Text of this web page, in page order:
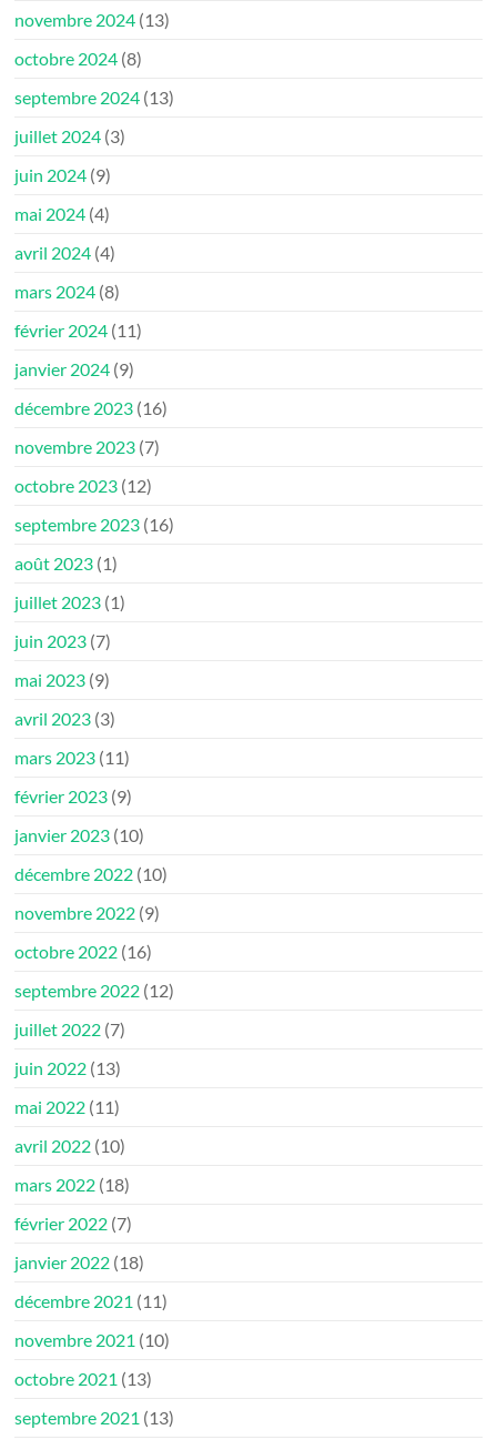
novembre 2024 (13)
octobre 2024 (8)
septembre 2024 (13)
juillet 2024 (3)
juin 2024 (9)
mai 2024 (4)
avril 2024 (4)
mars 2024 (8)
février 2024 (11)
janvier 2024 (9)
décembre 2023 (16)
novembre 2023 (7)
octobre 2023 (12)
septembre 2023 (16)
août 2023 (1)
juillet 2023 (1)
juin 2023 (7)
mai 2023 (9)
avril 2023 (3)
mars 2023 (11)
février 2023 (9)
janvier 2023 (10)
décembre 2022 (10)
novembre 2022 (9)
octobre 2022 (16)
septembre 2022 (12)
juillet 2022 (7)
juin 2022 (13)
mai 2022 (11)
avril 2022 (10)
mars 2022 (18)
février 2022 (7)
janvier 2022 (18)
décembre 2021 (11)
novembre 2021 (10)
octobre 2021 (13)
septembre 2021 (13)